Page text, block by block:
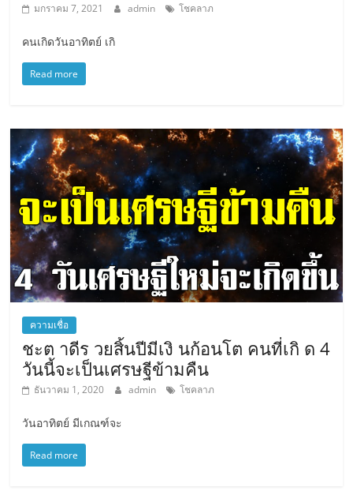
มกราคม 7, 2021 admin โชคลาภ
คนเกิดวันอาทิตย์ เกิ
Read more
ความเชื่อ
ชะต าดีร วยสิ้นปีมีเงิ นก้อนโต คนที่เกิ ด 4
วันนี้จะเป็นเศรษฐีข้ามคืน
ธันวาคม 1, 2020 admin โชคลาภ
วันอาทิตย์ มีเกณฑ์จะ
Read more